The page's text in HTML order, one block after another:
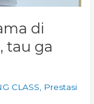
di
tau ga
CLASS
Prestasi